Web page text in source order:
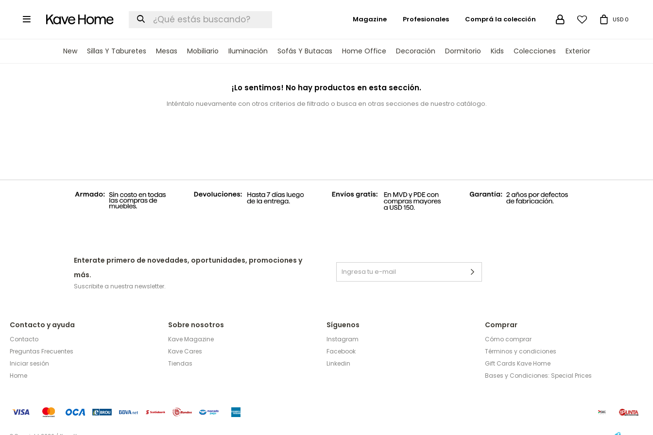

New Sillas Y Taburetes Mesas Mobiliario Iluminación Sofás Y Butacas Home Office Decoración Dormitorio Kids Colecciones Exterior
 USD 0
Magazine Profesionales Comprá la colección
¡Lo sentimos! No hay productos en esta sección.
Inténtalo nuevamente con otros criterios de filtrado o busca en otras secciones de nuestro catálogo.
Sobre nosotros
Kave Magazine
Kave Cares
Tiendas
Comprar
Cómo comprar
Términos y condiciones
Gift Cards Kave Home
Bases y Condiciones: Special Prices
Contacto y ayuda
Contacto
Preguntas Frecuentes
Iniciar sesión
Home
Síguenos
Instagram
Facebook
Linkedin
Enterate primero de novedades, oportunidades, promociones y
más.
Suscribite a nuestra newsletter.